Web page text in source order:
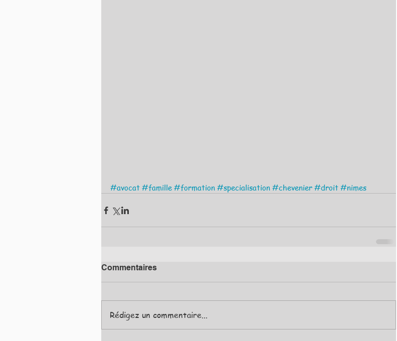
#avocat #famille #formation #specialisation #chevenier #droit #nimes
Commentaires
Rédigez un commentaire...